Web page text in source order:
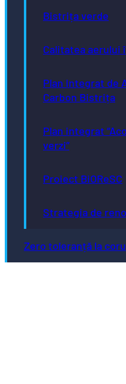
Bistrița verde
Calitatea aerului
Plan Integrat de
Carbon Bistrița
Plan integrat
verzi”
Proiect BiOReSC
Strategia de
Zero toleranță la